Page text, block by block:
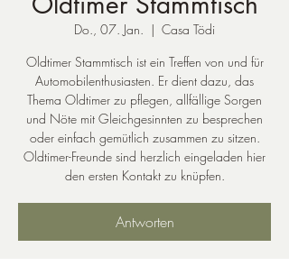
Do., 07. Jan.
  |
Casa Tödi
Oldtimer Stammtisch ist ein Treffen von und für
Automobilenthusiasten. Er dient dazu, das
Thema Oldtimer zu pflegen, allfällige Sorgen
und Nöte mit Gleichgesinnten zu besprechen
oder einfach gemütlich zusammen zu sitzen.
Oldtimer-Freunde sind herzlich eingeladen hier
den ersten Kontakt zu knüpfen.
Antworten